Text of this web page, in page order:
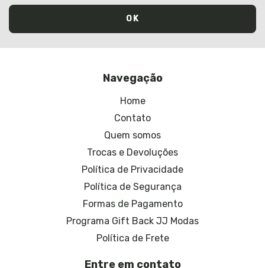
Navegação
Home
Contato
Quem somos
Trocas e Devoluções
Política de Privacidade
Política de Segurança
Formas de Pagamento
Programa Gift Back JJ Modas
Política de Frete
Entre em contato